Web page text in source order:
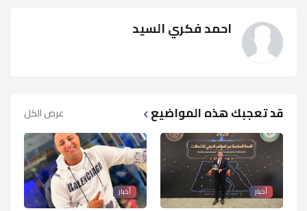
احمد فكري السيد
قد تعجبك هذه المواضيع عرض الكل
أخبار أخبار